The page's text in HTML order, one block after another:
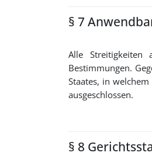
§ 7
Alle Streitigkeiten
Bestimmungen.
Staates, in
ausgeschlossen.
§ 8